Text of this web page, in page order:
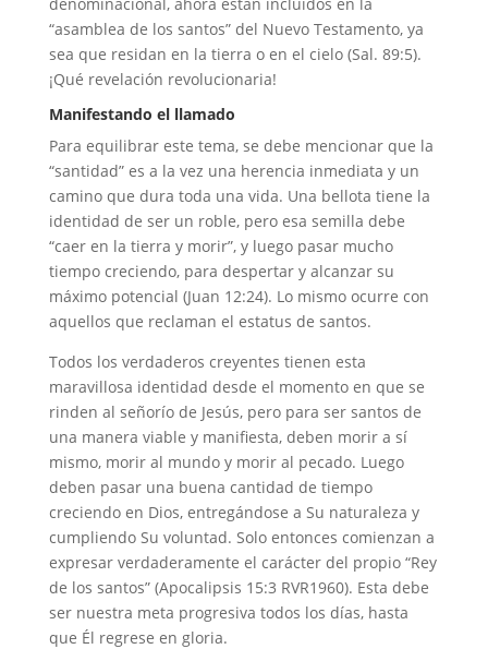
“asamblea de los santos” del Nuevo Testamento, ya
sea que residan en la tierra o en el cielo (Sal. 89:5).
¡Qué revelación revolucionaria!
Manifestando el llamado
Para equilibrar este tema, se debe mencionar que la
“santidad” es a la vez una herencia inmediata y un
camino que dura toda una vida. Una bellota tiene la
identidad de ser un roble, pero esa semilla debe
“caer en la tierra y morir”, y luego pasar mucho
tiempo creciendo, para despertar y alcanzar su
máximo potencial (Juan 12:24). Lo mismo ocurre con
aquellos que reclaman el estatus de santos.
Todos los verdaderos creyentes tienen esta
maravillosa identidad desde el momento en que se
rinden al señorío de Jesús, pero para ser santos de
una manera viable y manifiesta, deben morir a sí
mismo, morir al mundo y morir al pecado. Luego
deben pasar una buena cantidad de tiempo
creciendo en Dios, entregándose a Su naturaleza y
cumpliendo Su voluntad. Solo entonces comienzan a
expresar verdaderamente el carácter del propio “Rey
de los santos” (Apocalipsis 15:3 RVR1960). Esta debe
ser nuestra meta progresiva todos los días, hasta
que Él regrese en gloria.